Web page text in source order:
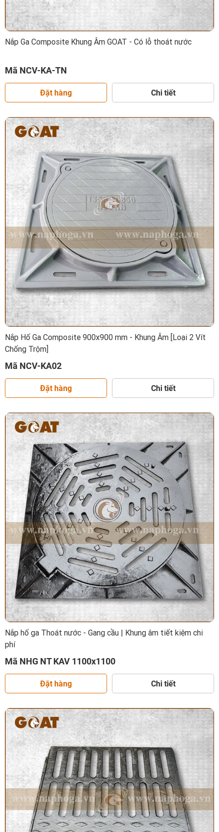
Nắp Ga Composite Khung Âm GOAT - Có lỗ thoát nước
Mã NCV-KA-TN
Đặt hàng Chi tiết
Nắp Hố Ga Composite 900x900 mm - Khung Âm [Loại 2 Vít
Chống Trộm]
Mã NCV-KA02
Đặt hàng Chi tiết
Nắp hố ga Thoát nước - Gang cầu | Khung âm tiết kiệm chi
phí
Mã NHG NT KAV 1100x1100
Đặt hàng Chi tiết